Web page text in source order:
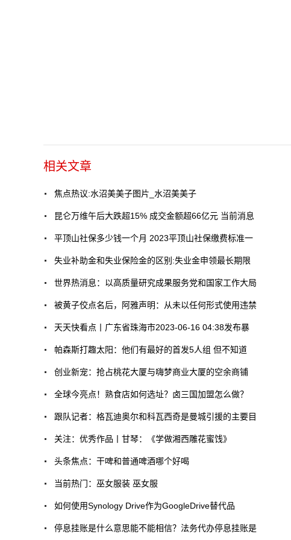
相关文章
焦点热议:水沼美美子图片_水沼美美子
昆仑万维午后大跌超15% 成交金额超66亿元 当前消息
平顶山社保多少钱一个月 2023平顶山社保缴费标准一
失业补助金和失业保险金的区别:失业金申领最长期限
世界热消息：以高质量研究成果服务党和国家工作大局
被黄子佼点名后，阿雅声明：从未以任何形式使用违禁
天天快看点丨广东省珠海市2023-06-16 04:38发布暴
帕森斯打趣太阳：他们有最好的首发5人组 但不知道
创业新宠：抢占桃花大厦与嗨梦商业大厦的空余商铺
全球今亮点！熟食店如何选址？卤三国加盟怎么做？
跟队记者：格瓦迪奥尔和科瓦西奇是曼城引援的主要目
关注：优秀作品丨甘琴：《学做湘西雕花蜜饯》
头条焦点：干啤和普通啤酒哪个好喝
当前热门：巫女服装 巫女服
如何使用Synology Drive作为GoogleDrive替代品
停息挂账是什么意思能不能相信？法务代办停息挂账是